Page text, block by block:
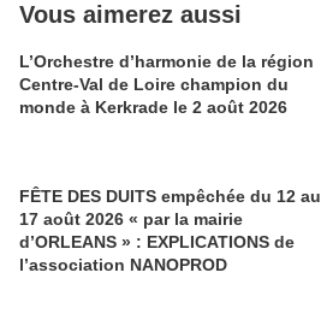
Vous aimerez aussi
L’Orchestre d’harmonie de la région
Centre-Val de Loire champion du
monde à Kerkrade le 2 août 2026
FÊTE DES DUITS empêchée du 12 au
17 août 2026 « par la mairie
d’ORLEANS » : EXPLICATIONS de
l’association NANOPROD